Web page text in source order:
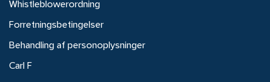
Whistleblowerordning
Forretningsbetingelser
Behandling af personoplysninger
Carl F